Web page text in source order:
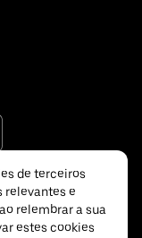
de terceiros
relevantes e
relembrar a sua
estes cookies